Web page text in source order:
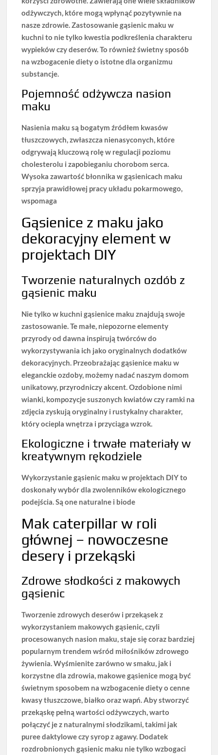
odżywczych, które mogą wpłynąć pozytywnie na
nasze zdrowie. Zastosowanie gąsienic maku w
kuchni to nie tylko kwestia podkreślenia charakteru
wypieków czy deserów. To również świetny sposób
na wzbogacenie diety o istotne dla organizmu
substancje.
Pojemność odżywcza nasion
maku
Nasienia maku są bogatym źródłem kwasów
tłuszczowych, zwłaszcza nienasyconych, które
odgrywają kluczową rolę w regulacji poziomu
cholesterolu i zapobieganiu chorobom serca.
Wysoka zawartość błonnika w gąsienicach maku
sprzyja prawidłowej pracy układu pokarmowego,
wspomaga
Gąsienice z maku jako
dekoracyjny element w
projektach DIY
Tworzenie naturalnych ozdób z
gąsienic maku
Nie tylko w kuchni gąsienice maku znajdują swoje
zastosowanie.Te małe, niepozorne elementy
przyrody od dawna inspirują twórców do
wykorzystywania ich jako oryginalnych dodatków
dekoracyjnych. Przeobrażając gąsienice maku w
eleganckie ozdoby, możemy nadać naszym domom
unikatowy, przyrodniczy akcent. Ozdobione nimi
wianki, kompozycje suszonych kwiatów czy ramki na
zdjęcia zyskują oryginalny i rustykalny charakter,
który ociepla wnętrza i przyciąga wzrok.
Ekologiczne i trwałe materiały w
kreatywnym rękodziele
Wykorzystanie gąsienic maku w projektach DIY to
doskonały wybór dla zwolenników ekologicznego
podejścia. Są one naturalne i biode
Mak caterpillar w roli
głównej – nowoczesne
desery i przekąski
Zdrowe słodkości z makowych
gąsienic
Tworzenie zdrowych deserów i przekąsek z
wykorzystaniem makowych gąsienic, czyli
procesowanych nasion maku, staje się coraz bardziej
popularnym trendem wśród miłośników zdrowego
żywienia.Wyśmienite zarówno w smaku, jak i
korzystne dla zdrowia, makowe gąsienice mogą być
świetnym sposobem na wzbogacenie diety o cenne
kwasy tłuszczowe, białko oraz wapń. Aby stworzyć
przekąskę pełną wartości odżywczych, warto
połączyć je z naturalnymi słodzikami, takimi jak
puree daktylowe czy syrop z agawy. Dodatek
rozdrobnionych gąsienic maku nie tylko wzbogaci